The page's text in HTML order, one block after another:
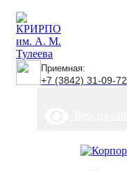
Приемная:
+7 (3842) 31-09-72